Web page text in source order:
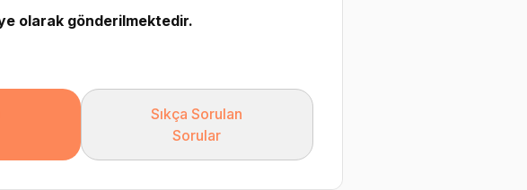
olarak gönderilmektedir.
Sıkça Sorulan
Sorular